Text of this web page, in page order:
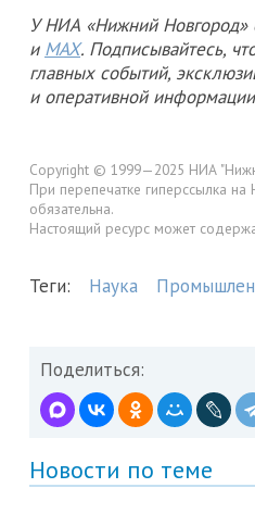
У НИА «Нижний Новгород»
и MAX. Подписывайтесь,
главных событий,
и оперативной
Copyright © 1999—2025 НИА
При перепечатке гиперссылка
обязательна.
Настоящий ресурс может
Теги: Наука
Поделиться:
Новости по теме